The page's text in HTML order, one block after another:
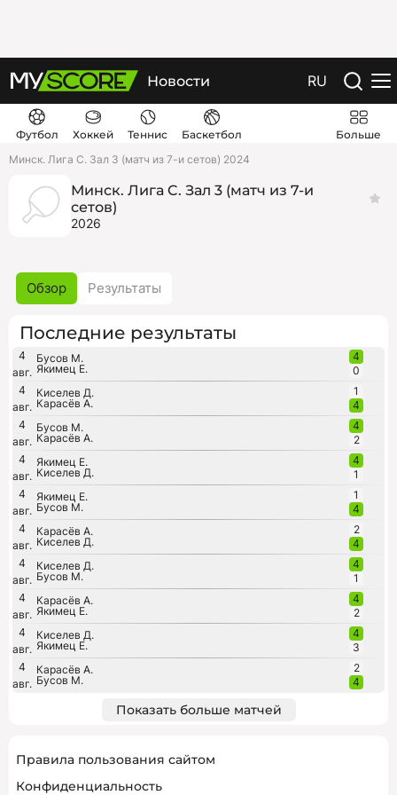
Новости RU
Футбол Хоккей Теннис Баскетбол
Больше
Минск. Лига C. Зал 3 (матч из 7-и сетов) 2024
Минск. Лига C. Зал 3 (матч из 7-и
сетов)
2026
Обзор Результаты
Последние результаты
4
авг.
Бусов М.
Якимец Е.
4
0
4
авг.
Киселев Д.
Карасёв А.
1
4
4
авг.
Бусов М.
Карасёв А.
4
2
4
авг.
Якимец Е.
Киселев Д.
4
1
4
авг.
Якимец Е.
Бусов М.
1
4
4
авг.
Карасёв А.
Киселев Д.
2
4
4
авг.
Киселев Д.
Бусов М.
4
1
4
авг.
Карасёв А.
Якимец Е.
4
2
4
авг.
Киселев Д.
Якимец Е.
4
3
4
авг.
Карасёв А.
Бусов М.
2
4
Показать больше матчей
Правила пользования сайтом
Конфиденциальность